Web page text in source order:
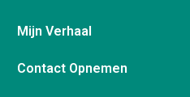
Mijn Verhaal
Contact Opnemen